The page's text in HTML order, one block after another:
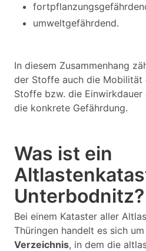
umweltgefährdend.
In diesem Zusammenhang
der Stoffe auch die Mobilität
Stoffe bzw. die
die konkrete Gefährdung.
Was ist ein
Unterbodnitz?
Bei einem Kataster aller
Thüringen handelt es sich
Verzeichnis, in dem die